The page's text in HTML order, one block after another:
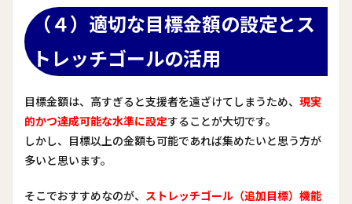
（４）適切な目標金額の設定とス
トレッチゴールの活用
目標金額は、高すぎると支援者を遠ざけてしまうため、 現実
的かつ達成可能な水準に設定することが大切です。
しかし、目標以上の金額も可能であれば集めたいと思う方が
多いと思います。
そこでおすすめなのが、
ストレッチゴール（追加目標）機能